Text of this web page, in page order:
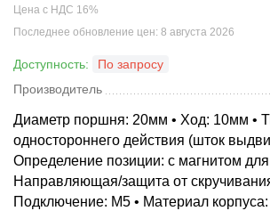
Цена с НДС 16%
Последнее обновление цен: 8 августа 2026
Доступность:
По запросу
Производитель
Диаметр поршня: 20мм • Ход: 10мм •
одностороннего действия (шток
Определение позиции: с магнитом для
Направляющая/защита от
Подключение: M5 • Материал